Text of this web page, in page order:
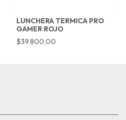
LUNCHERA TERMICA PRO
GAMER ROJO
$39.800,00